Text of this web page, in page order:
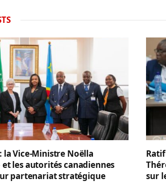
la Vice-Ministre Noëlla
les autorités canadiennes
partenariat stratégique
sur